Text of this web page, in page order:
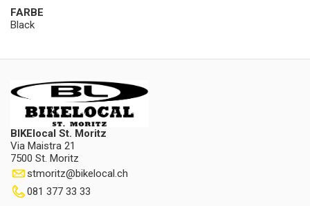
FARBE
Black
BIKElocal St. Moritz
Via Maistra 21
7500 St. Moritz
stmoritz@bikelocal.ch
081 377 33 33